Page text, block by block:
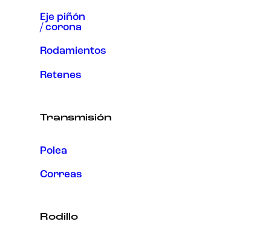
Eje piñón
/ corona
Rodamientos
Retenes
Transmisión
Polea
Correas
Rodillo